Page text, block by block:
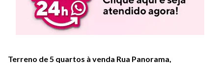
Terreno de 5 quartos à venda Rua Panorama,